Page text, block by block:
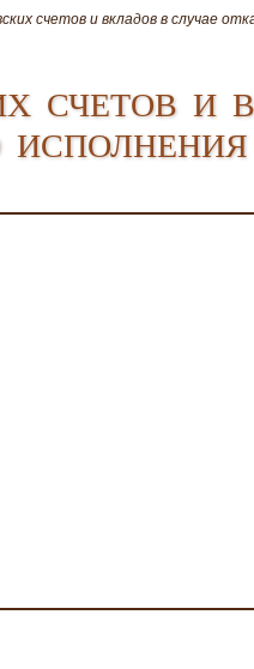
счетов и вкладов в случае
счетов и